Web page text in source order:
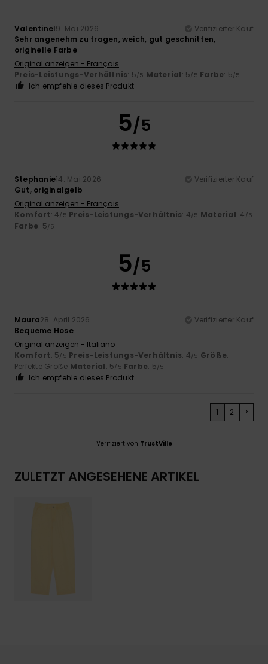
Valentine19. Mai 2026
Verifizierter Kauf
Sehr angenehm zu tragen, weich, gut geschnitten,
originelle Farbe
Original anzeigen - Français
Preis-Leistungs-Verhältnis: 5/5 Material: 5/5 Farbe: 5/5
Ich empfehle dieses Produkt
5/5
Stephanie14. Mai 2026
Verifizierter Kauf
Gut, originalgelb
Original anzeigen - Français
Komfort: 4/5 Preis-Leistungs-Verhältnis: 4/5 Material: 4 /5
Farbe: 5/5
5/5
Maura28. April 2026
Verifizierter Kauf
Bequeme Hose
Original anzeigen - Italiano
Komfort: 5/5 Preis-Leistungs-Verhältnis: 4/5 Größe:
Perfekte Größe Material: 5/5 Farbe: 5/5
Ich empfehle dieses Produkt
1 2 >
Verifiziert von TrustVille
ZULETZT ANGESEHENE ARTIKEL